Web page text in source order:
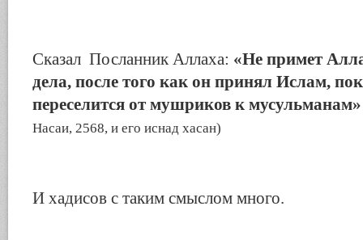
Сказал Посланник Аллаха: «Не примет
дела, после того как он принял Ислам,
переселится от мушриков к мусульманам»
Насаи, 2568, и его иснад хасан)
И хадисов с таким смыслом много.